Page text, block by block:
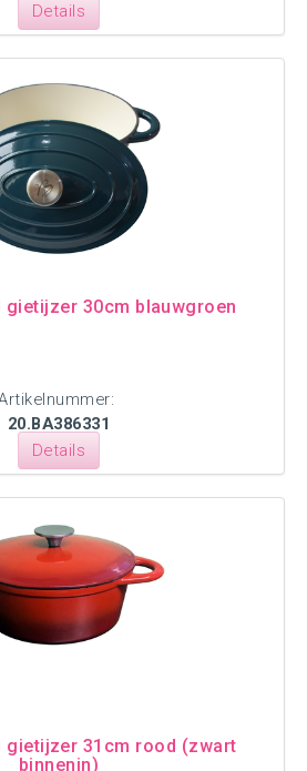
Details
gietijzer 30cm blauwgroen
20.BA386331
Details
gietijzer 31cm rood (zwart
binnenin)